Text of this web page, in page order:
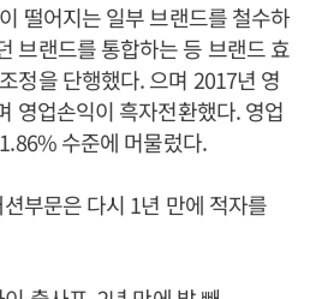
떨어지는 일부 브랜드를 철수하
브랜드를 통합하는 등 브랜드 효
정을 단행했다. 으며 2017년 영
영업손익이 흑자전환했다. 영업
수준에 머물렀다.
부문은 다시 1년 만에 적자를